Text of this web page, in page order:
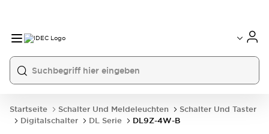
Startseite Schalter Und Meldeleuchten
Schalter Und Taster
Digitalschalter
DL Serie DL9Z-4W-B